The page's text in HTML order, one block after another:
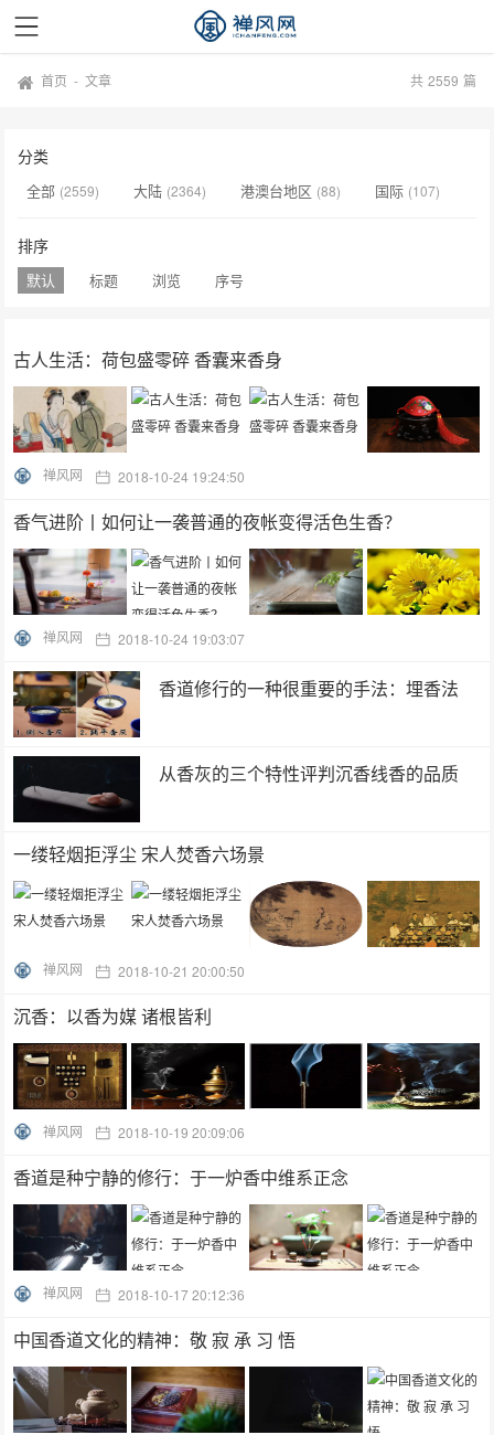
首页 -文章 共 2559 篇
分类
全部 (2559) 大陆 (2364) 港澳台地区 (88) 国际 (107)
排序
默认 标题 浏览 序号
古人生活：荷包盛零碎 香囊来香身
禅风网 2018-10-24 19:24:50
香气进阶丨如何让一袭普通的夜帐变得活色生香？
禅风网 2018-10-24 19:03:07
香道修行的一种很重要的手法：埋香法
从香灰的三个特性评判沉香线香的品质
一缕轻烟拒浮尘 宋人焚香六场景
禅风网 2018-10-21 20:00:50
沉香：以香为媒 诸根皆利
禅风网 2018-10-19 20:09:06
香道是种宁静的修行：于一炉香中维系正念
禅风网 2018-10-17 20:12:36
中国香道文化的精神：敬 寂 承 习 悟